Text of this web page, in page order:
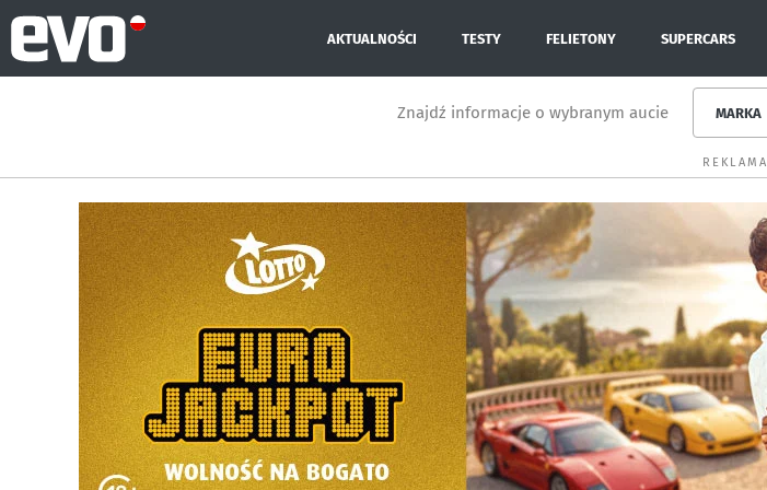
AKTUALNOŚCI TESTY FELIETONY SUPERCARS
Znajdź informacje o wybranym aucie MARKA
REKLAMA